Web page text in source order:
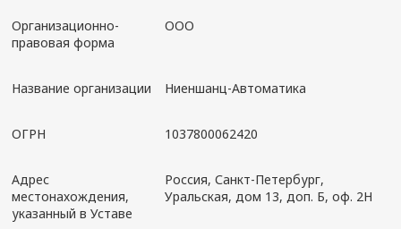
Организационно-
правовая форма
ООО
Название организации Ниеншанц-Автоматика
ОГРН 1037800062420
Адрес
местонахождения,
указанный в Уставе
Россия, Санкт-Петербург,
Уральская, дом 13, доп. Б, оф. 2Н